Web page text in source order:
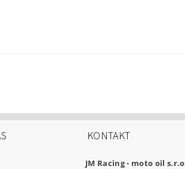
KONTAKT
JM Racing - moto oil s.r.o